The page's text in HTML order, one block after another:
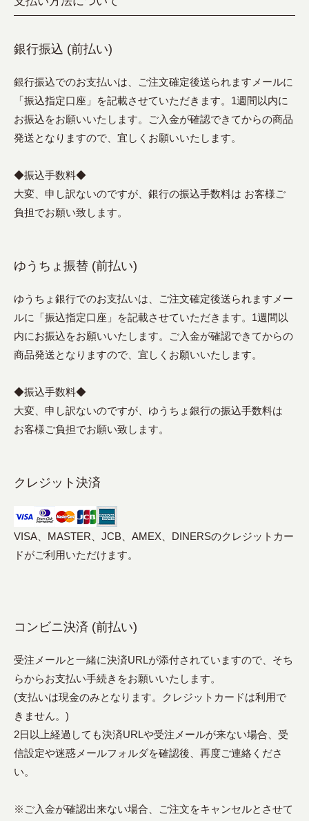
銀行振込 (前払い)
銀行振込でのお支払いは、ご注文確定後送られますメールに
「振込指定口座」を記載させていただきます。1週間以内に
お振込をお願いいたします。ご入金が確認できてからの商品
発送となりますので、宜しくお願いいたします。
◆振込手数料◆
大変、申し訳ないのですが、銀行の振込手数料は お客様ご
負担でお願い致します。
ゆうちょ振替 (前払い)
ゆうちょ銀行でのお支払いは、ご注文確定後送られますメー
ルに「振込指定口座」を記載させていただきます。1週間以
内にお振込をお願いいたします。ご入金が確認できてからの
商品発送となりますので、宜しくお願いいたします。
◆振込手数料◆
大変、申し訳ないのですが、ゆうちょ銀行の振込手数料は
お客様ご負担でお願い致します。
クレジット決済
VISA、MASTER、JCB、AMEX、DINERSのクレジットカー
ドがご利用いただけます。
コンビニ決済 (前払い)
受注メールと一緒に決済URLが添付されていますので、そち
らからお支払い手続きをお願いいたします。
(支払いは現金のみとなります。クレジットカードは利用で
きません。)
2日以上経過しても決済URLや受注メールが来ない場合、受
信設定や迷惑メールフォルダを確認後、再度ご連絡くださ
い。
※ご入金が確認出来ない場合、ご注文をキャンセルとさせて